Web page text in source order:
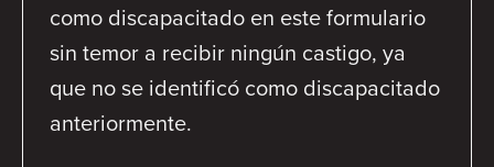
como discapacitado en este formulario
sin temor a recibir ningún castigo, ya
que no se identificó como discapacitado
anteriormente.